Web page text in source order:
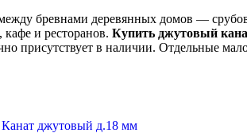
бревнами деревянных домов —
и ресторанов. Купить джутовый
присутствует в наличии. Отдельные
Канат джутовый д.18 мм